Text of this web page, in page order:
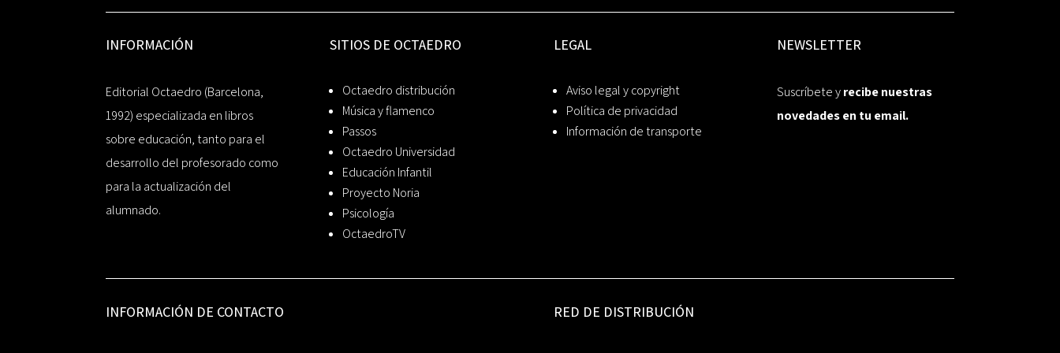
INFORMACIÓN
Editorial Octaedro (Barcelona,
1992) especializada en libros
sobre educación, tanto para el
desarrollo del profesorado como
para la actualización del
alumnado.
SITIOS DE OCTAEDRO
Octaedro distribución
Música y flamenco
Passos
Octaedro Universidad
Educación Infantil
Proyecto Noria
Psicología
OctaedroTV
LEGAL
Aviso legal y copyright
Política de privacidad
Información de transporte
NEWSLETTER
Suscríbete yrecibe nuestras
novedades en tu email.
INFORMACIÓN DE CONTACTO RED DE DISTRIBUCIÓN